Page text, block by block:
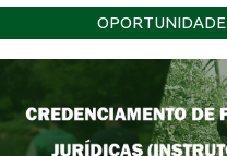
OPORTUNIDADE